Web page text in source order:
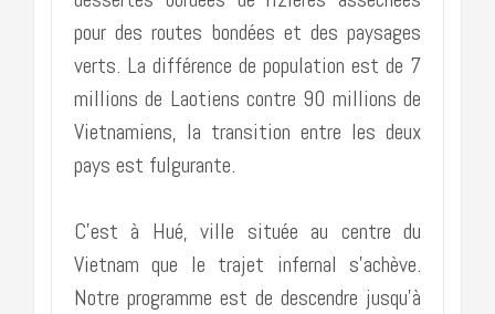
pour des routes bondées et des paysages
verts. La différence de population est de 7
millions de Laotiens contre 90 millions de
Vietnamiens, la transition entre les deux
pays est fulgurante.
C’est à Hué, ville située au centre du
Vietnam que le trajet infernal s’achève.
Notre programme est de descendre jusqu’à